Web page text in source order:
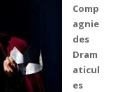
Comp
agnie
des
Dram
aticul
es